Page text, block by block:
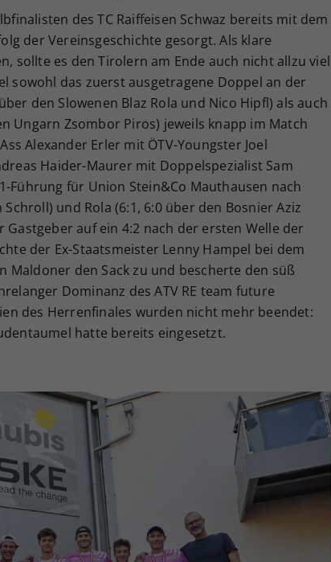
des TC Raiffeisen Schwaz bereits mit dem
der Vereinsgeschichte gesorgt. Als klare
sollte es den Tirolern am Ende auch nicht allzu viel
sowohl das zuerst ausgetragene Doppel an der
den Slowenen Blaz Rola und Nico Hipfl) als auch
Ungarn Zsombor Piros) jeweils knapp im Match
Alexander Erler mit ÖTV-Youngster Joel
Haider-Maurer mit Doppelspezialist Sam
Führung für Union Stein&Co Mauthausen nach
und Rola (6:1, 6:0 über den Bosnier Aziz
auf ein 4:2 nach der ersten Welle der
der Ex-Staatsmeister Lenny Hampel bei dem
Maldoner den Sack zu und bescherte den süß
Dominanz des ATV RE team future
des Herrenfinales wurden nicht mehr beendet:
hatte bereits eingesetzt.